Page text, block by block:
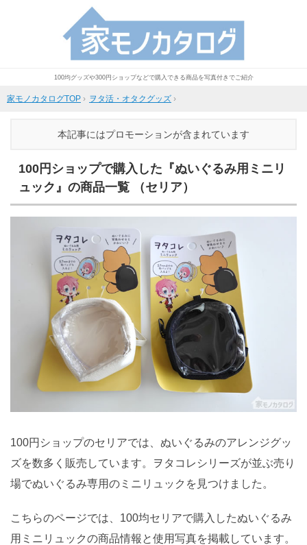
100均グッズや300円ショップなどで購入できる商品を写真付きでご紹介
家モノカタログTOP › ヲタ活・オタクグッズ ›
本記事にはプロモーションが含まれています
100円ショップで購入した『ぬいぐるみ用ミニリ
ュック』の商品一覧 （セリア）
100円ショップのセリアでは、ぬいぐるみのアレンジグッ
ズを数多く販売しています。ヲタコレシリーズが並ぶ売り
場でぬいぐるみ専用のミニリュックを見つけました。
こちらのページでは、100均セリアで購入したぬいぐるみ
用ミニリュックの商品情報と使用写真を掲載しています。